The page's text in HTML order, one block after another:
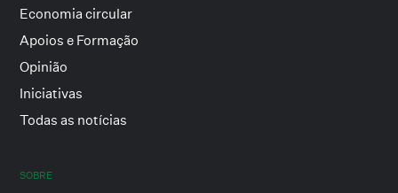
Economia circular
Apoios e Formação
Opinião
Iniciativas
Todas as notícias
SOBRE